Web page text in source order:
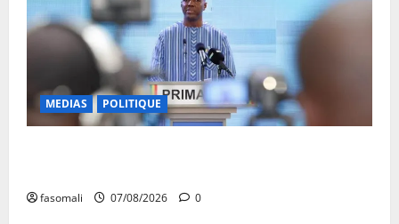
MEDIAS POLITIQUE
fasomali 07/08/2026 0